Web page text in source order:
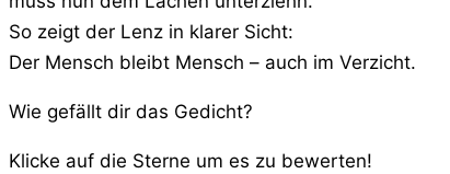
So zeigt der Lenz in klarer Sicht:
Der Mensch bleibt Mensch – auch im Verzicht.
Wie gefällt dir das Gedicht?
Klicke auf die Sterne um es zu bewerten!